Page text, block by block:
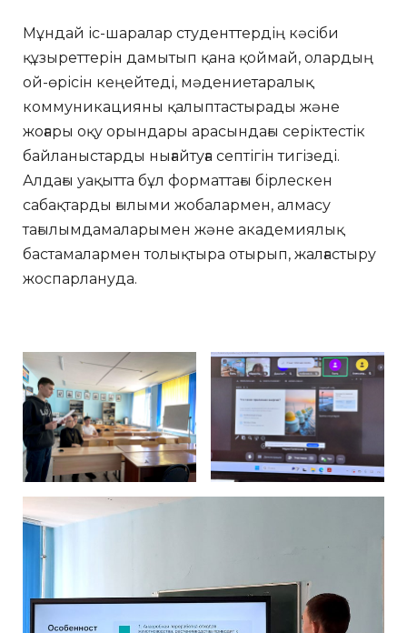
Мұндай іс-шаралар студенттердің кәсіби
құзыреттерін дамытып қана қоймай, олардың
ой-өрісін кеңейтеді, мәдениетаралық
коммуникацияны қалыптастырады және
жоғары оқу орындары арасындағы серіктестік
байланыстарды нығайтуға септігін тигізеді.
Алдағы уақытта бұл форматтағы бірлескен
сабақтарды ғылыми жобалармен, алмасу
тағылымдамаларымен және академиялық
бастамалармен толықтыра отырып, жалғастыру
жоспарлануда.